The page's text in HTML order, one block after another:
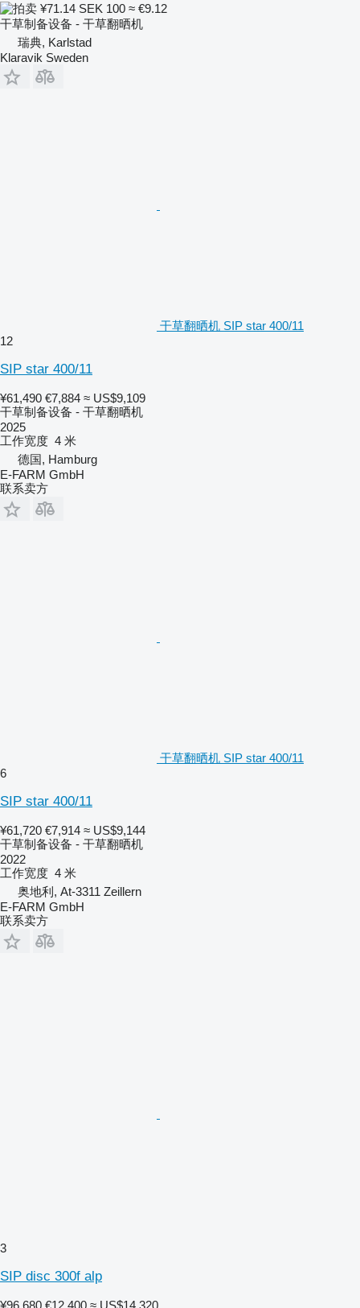
¥71.14 SEK 100 ≈ €9.12
干草制备设备 - 干草翻晒机
瑞典, Karlstad
Klaravik Sweden
干草翻晒机 SIP star 400/11
12
SIP star 400/11
¥61,490 €7,884 ≈ US$9,109
干草制备设备 - 干草翻晒机
2025
工作宽度 4 米
德国, Hamburg
E-FARM GmbH
联系卖方
干草翻晒机 SIP star 400/11
6
SIP star 400/11
¥61,720 €7,914 ≈ US$9,144
干草制备设备 - 干草翻晒机
2022
工作宽度 4 米
奥地利, At-3311 Zeillern
E-FARM GmbH
联系卖方
3
SIP disc 300f alp
¥96,680 €12,400 ≈ US$14,320